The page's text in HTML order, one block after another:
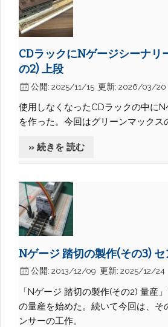
CDラックにNゲージシーナリ
の2) 上段
公開: 2025/11/15 更新: 2026/03/20
使用しなくなったCDラックの中に
を作った。今回はグリーンマックス
» 続きを 読む
Nゲージ 踏切の製作(その3) セ
公開: 2013/12/09 更新: 2025/12/24
「Nゲージ 踏切の製作(その2) 量産
の量産を始めた。続いて今回は、そ
ンサーの工作。